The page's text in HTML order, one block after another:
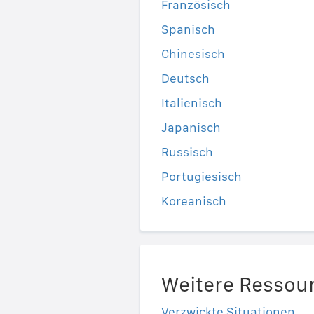
Französisch
Spanisch
Chinesisch
Deutsch
Italienisch
Japanisch
Russisch
Portugiesisch
Koreanisch
Weitere